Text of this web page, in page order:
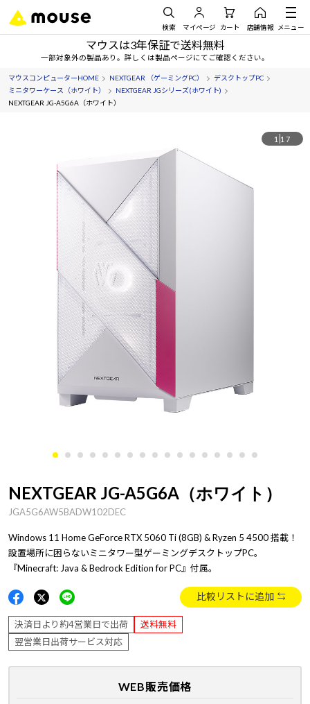
検索 マイページ カート 店舗情報 メニュー
マウスは3年保証で送料無料
一部対象外の製品あり。詳しくは製品ページにてご確認ください。
マウスコンピューターHOME NEXTGEAR （ゲーミングPC）
デスクトップPC
ミニタワーケース（ホワイト）
NEXTGEAR JGシリーズ(ホワイト)
NEXTGEAR JG-A5G6A（ホワイト）
1 17
NEXTGEAR JG-A5G6A（ホワイト）
JGA5G6AW5BADW102DEC
Windows 11 Home GeForce RTX 5060 Ti (8GB) & Ryzen 5 4500 搭載！
設置場所に困らないミニタワー型ゲーミングデスクトップPC。
『Minecraft: Java & Bedrock Edition for PC』付属。
比較リストに追加
決済日より約4営業日で出荷
送料無料
翌営業日出荷サービス対応
WEB販売価格